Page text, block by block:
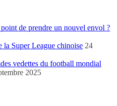
de prendre un nouvel envol ?
Super League chinoise 24
vedettes du football mondial
2025